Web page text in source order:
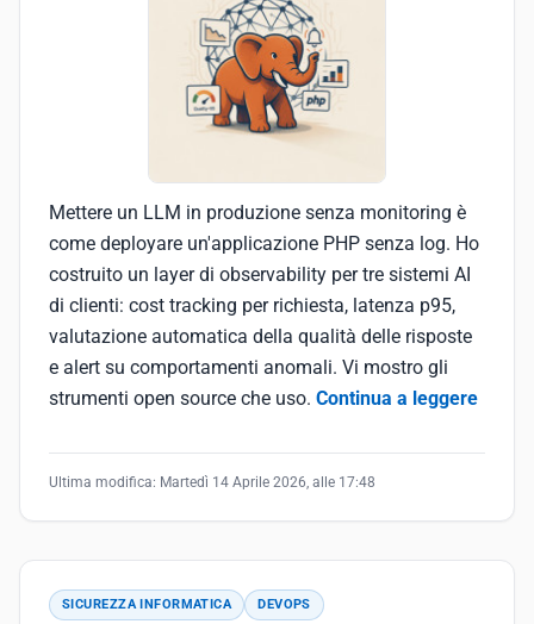
Mettere un LLM in produzione senza monitoring è
come deployare un'applicazione PHP senza log. Ho
costruito un layer di observability per tre sistemi AI
di clienti: cost tracking per richiesta, latenza p95,
valutazione automatica della qualità delle risposte
e alert su comportamenti anomali. Vi mostro gli
strumenti open source che uso. Continua a leggere
Ultima modifica: Martedì 14 Aprile 2026, alle 17:48
SICUREZZA INFORMATICA DEVOPS